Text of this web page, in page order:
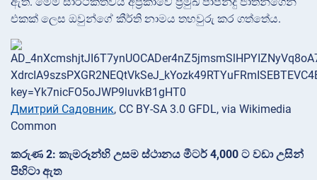
එකක් ලෙස ඔවුන්ගේ කීර්ති නාමය තහවුරු කර ගත්තේය.
Дмитрий Садовник, CC BY-SA 3.0 GFDL, via Wikimedia
Common
කරුණ 2: කැමරූන්හි උසම ස්ථානය මීටර් 4,000 ට වඩා උසින්
පිහිටා ඇත